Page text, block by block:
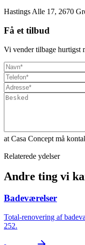
Hastings Alle 17, 2670
Få et tilbud
Vi vender tilbage hurtigst
at Casa Concept må
Relaterede ydelser
Andre ting vi
Badeværelser
Total-renovering af
252.